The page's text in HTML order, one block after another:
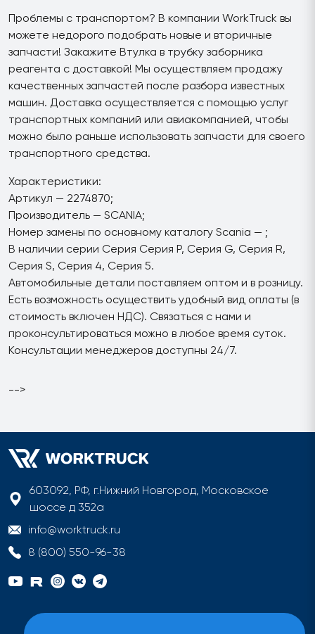
Проблемы с транспортом? В компании WorkTruck вы
можете недорого подобрать новые и вторичные
запчасти! Закажите Втулка в трубку заборника
реагента с доставкой! Мы осуществляем продажу
качественных запчастей после разбора известных
машин. Доставка осуществляется с помощью услуг
транспортных компаний или авиакомпанией, чтобы
можно было раньше использовать запчасти для своего
транспортного средства.
Характеристики:
Артикул — 2274870;
Производитель — SCANIA;
Номер замены по основному каталогу Scania — ;
В наличии серии Серия Серия P, Серия G, Серия R,
Серия S, Серия 4, Серия 5.
Автомобильные детали поставляем оптом и в розницу.
Есть возможность осуществить удобный вид оплаты (в
стоимость включен НДС). Связаться с нами и
проконсультироваться можно в любое время суток.
Консультации менеджеров доступны 24/7.
-->
603092, РФ, г.Нижний Новгород, Московское
шоссе д 352а
info@worktruck.ru
8 (800) 550-96-38